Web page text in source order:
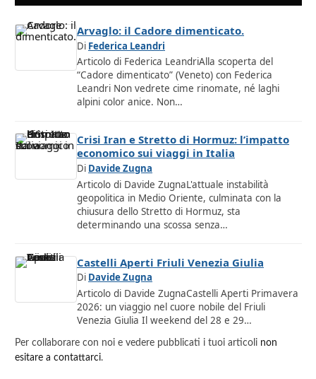
Arvaglo: il Cadore dimenticato.
Di Federica Leandri
Articolo di Federica LeandriAlla scoperta del
“Cadore dimenticato” (Veneto) con Federica
Leandri Non vedrete cime rinomate, né laghi
alpini color anice. Non…
Crisi Iran e Stretto di Hormuz: l’impatto
economico sui viaggi in Italia
Di Davide Zugna
Articolo di Davide ZugnaL'attuale instabilità
geopolitica in Medio Oriente, culminata con la
chiusura dello Stretto di Hormuz, sta
determinando una scossa senza…
Castelli Aperti Friuli Venezia Giulia
Di Davide Zugna
Articolo di Davide ZugnaCastelli Aperti Primavera
2026: un viaggio nel cuore nobile del Friuli
Venezia Giulia Il weekend del 28 e 29…
Per collaborare con noi e vedere pubblicati i tuoi articoli non
esitare a contattarci.